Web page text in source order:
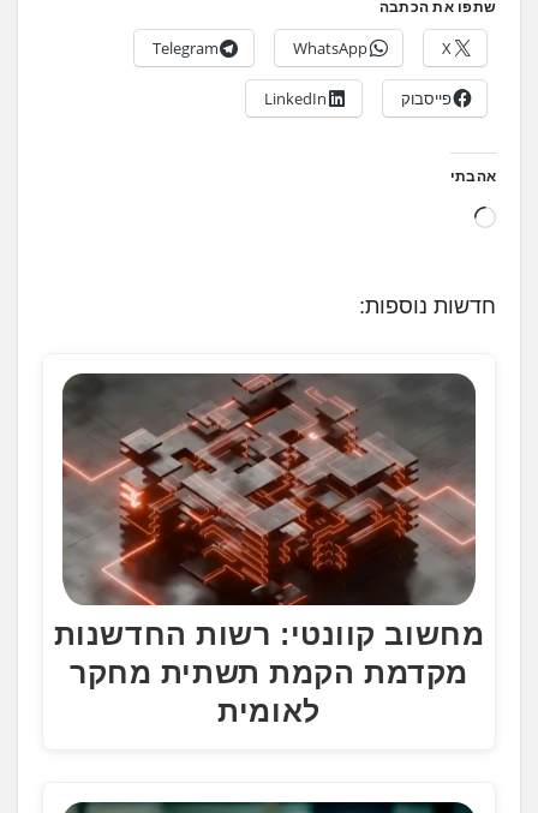
שתפו את הכתבה
X
WhatsApp
Telegram
פייסבוק LinkedIn
אהבתי
ט
.
.
חדשות נוספות:
מחשוב קוונטי: רשות החדשנות
מקדמת הקמת תשתית מחקר
לאומית